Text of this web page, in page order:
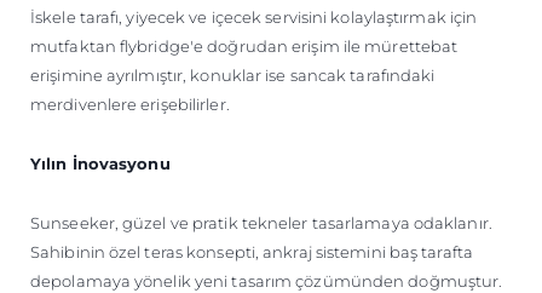
İskele tarafı, yiyecek ve içecek servisini kolaylaştırmak için
mutfaktan flybridge'e doğrudan erişim ile mürettebat
erişimine ayrılmıştır, konuklar ise sancak tarafındaki
merdivenlere erişebilirler.
Yılın İnovasyonu
Sunseeker, güzel ve pratik tekneler tasarlamaya odaklanır.
Sahibinin özel teras konsepti, ankraj sistemini baş tarafta
depolamaya yönelik yeni tasarım çözümünden doğmuştur.